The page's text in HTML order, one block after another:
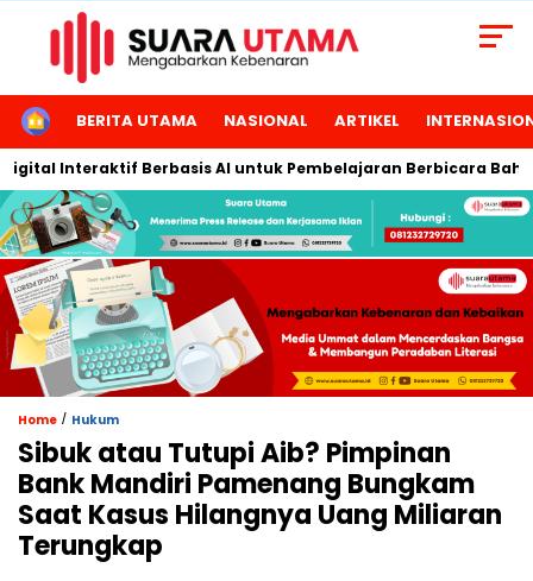
HOMEBERITA UTAMA NASIONAL ARTIKEL
Interaktif Berbasis AI untuk Pembelajaran Berbicara Bahasa
Home / Hukum
Sibuk atau Tutupi Aib? Pimpinan
Bank Mandiri Pamenang Bungkam
Saat Kasus Hilangnya Uang Miliaran
Terungkap